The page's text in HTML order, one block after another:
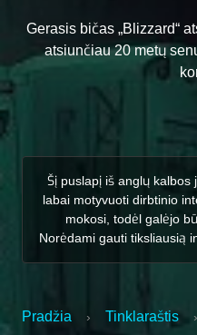
Gerasis bičas „Blizzard“
atsiunčiau 20 metų
Šį puslapį iš anglų
labai motyvuoti dirbtinio
mokosi, todėl galėjo
Norėdami gauti tiksliausią
Pradžia › Tinklaraštis ›